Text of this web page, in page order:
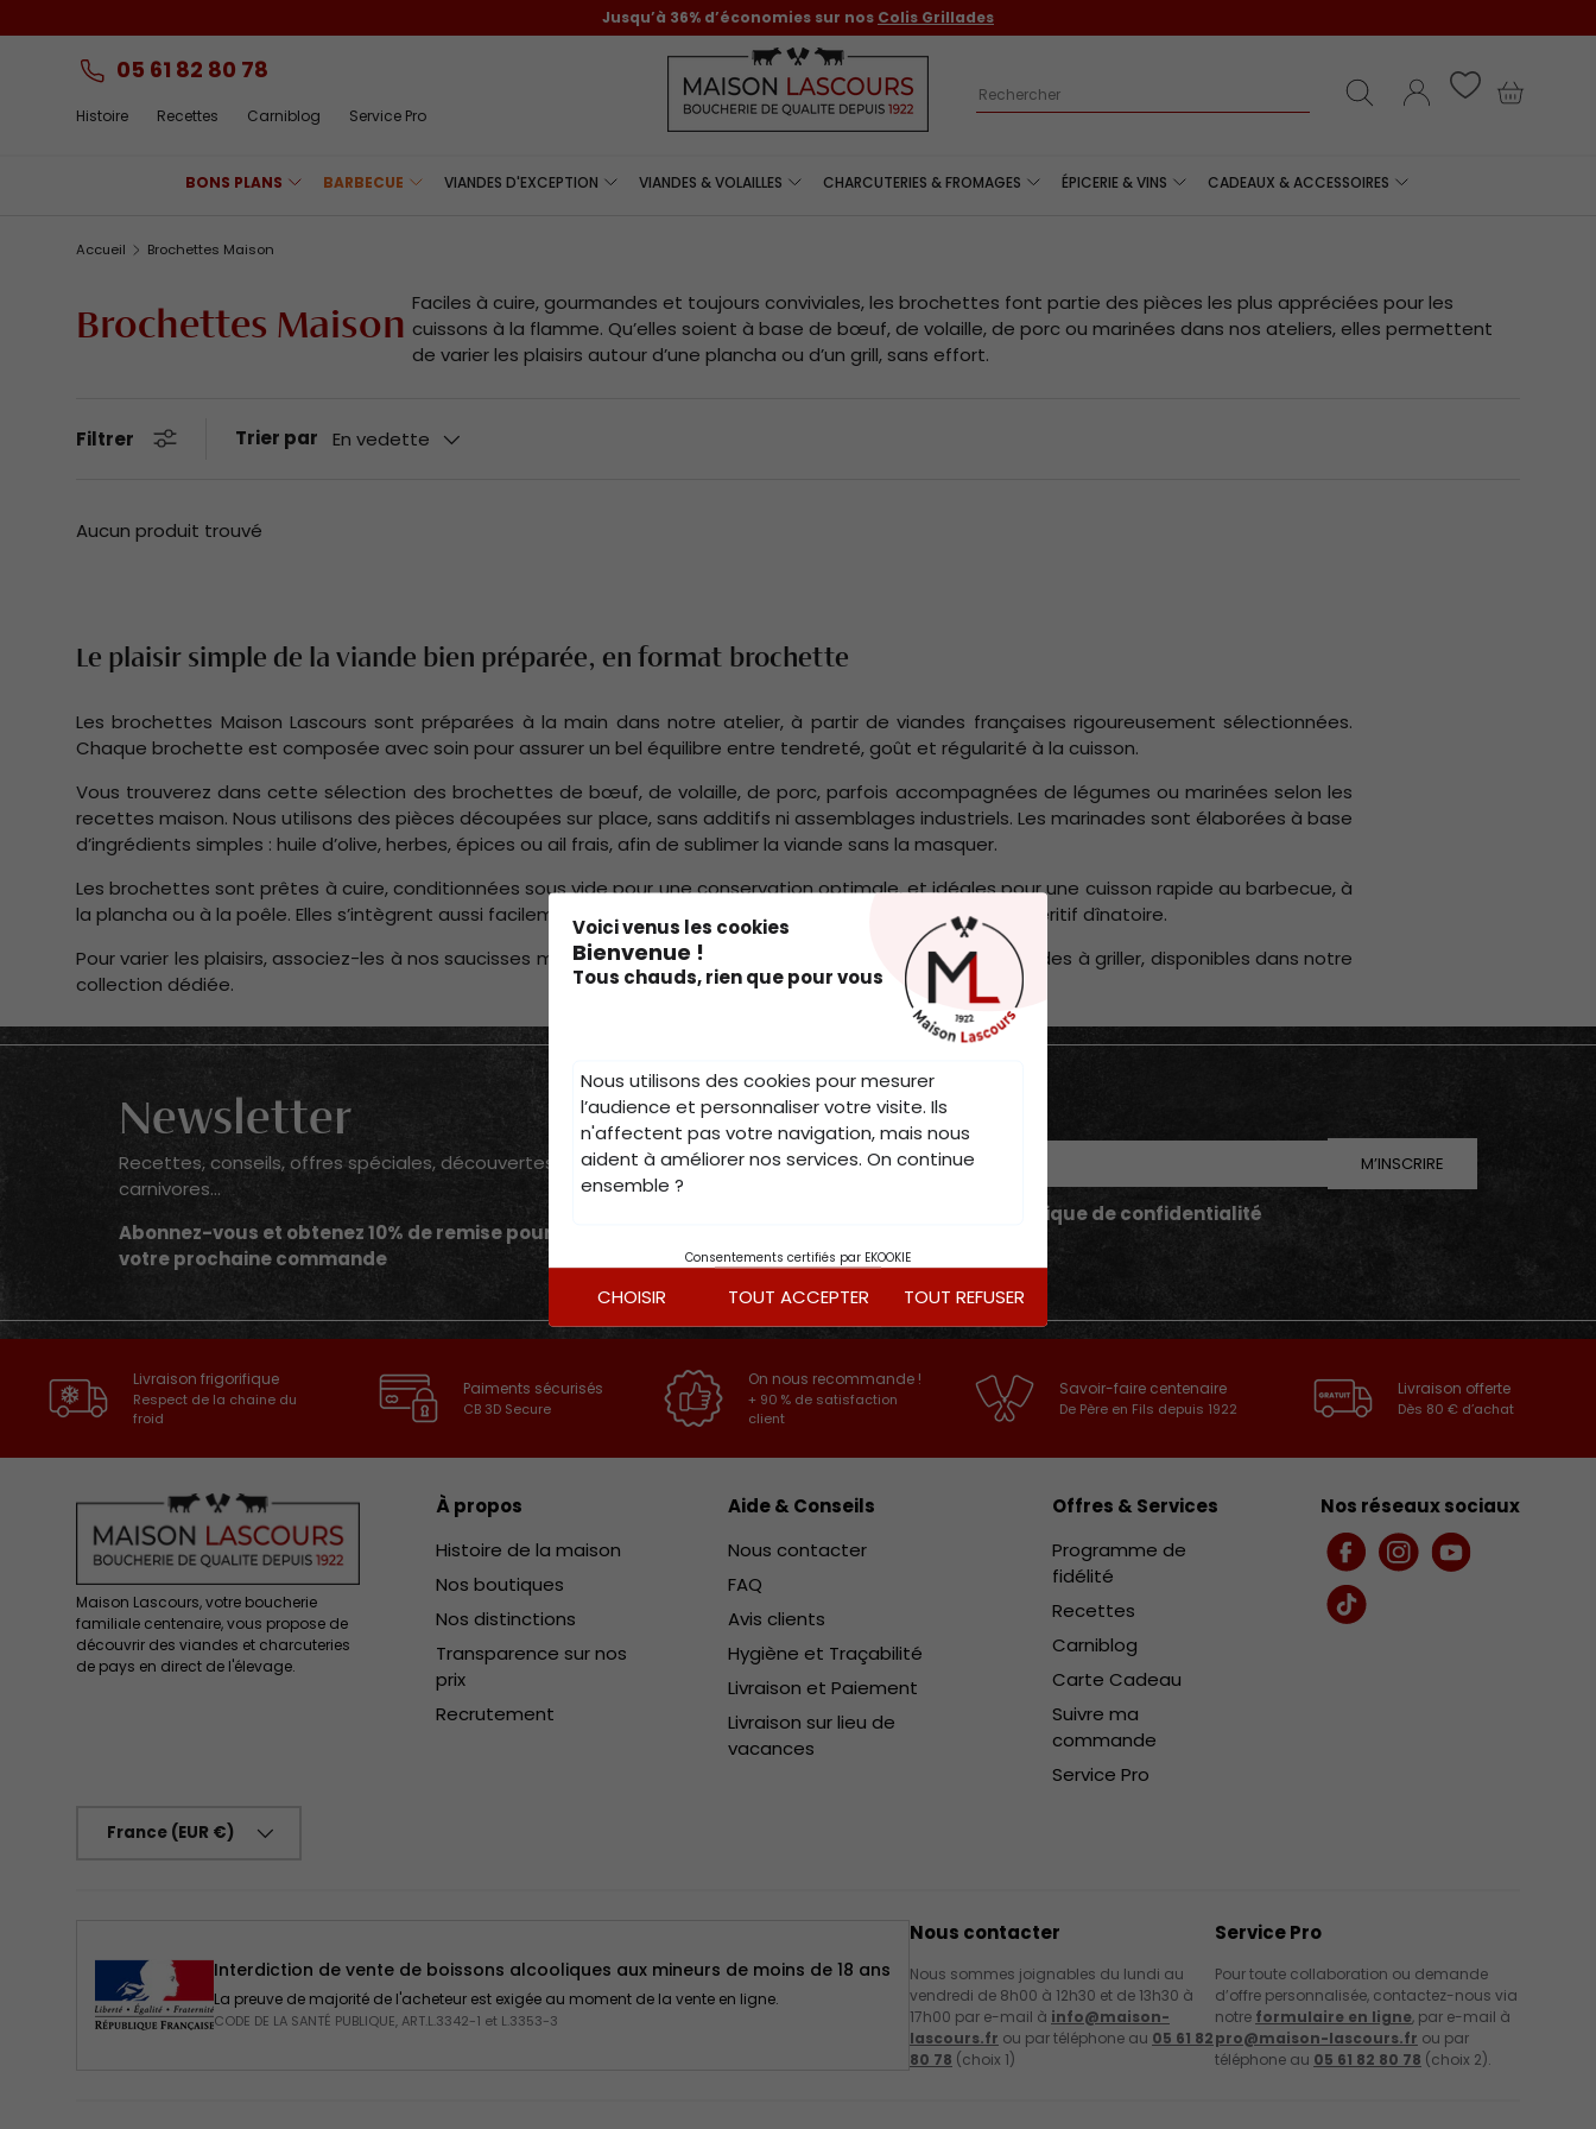
Aller au contenu
Jusqu’à 36% d’économies sur nos Colis Grillades
05 61 82 80 78
Histoire Recettes Carniblog Service Pro
Recherche
RechercheSe connecterPanier
BONS PLANS BARBECUE VIANDES D'EXCEPTION VIANDES & VOLAILLES CHARCUTERIES & FROMAGES ÉPICERIE & VINS CADEAUX & ACCESSOIRES
Accueil Brochettes Maison
Brochettes Maison
Faciles à cuire, gourmandes et toujours conviviales, les brochettes font partie des pièces les plus appréciées pour les
cuissons à la flamme. Qu’elles soient à base de bœuf, de volaille, de porc ou marinées dans nos ateliers, elles permettent
de varier les plaisirs autour d’une plancha ou d’un grill, sans effort.
Filtrer Trier par En vedette
Aucun produit trouvé
Le plaisir simple de la viande bien préparée, en format brochette
Les brochettes Maison Lascours sont préparées à la main dans notre atelier, à partir de viandes françaises rigoureusement sélectionnées.
Chaque brochette est composée avec soin pour assurer un bel équilibre entre tendreté, goût et régularité à la cuisson.
Vous trouverez dans cette sélection des brochettes de bœuf, de volaille, de porc, parfois accompagnées de légumes ou marinées selon les
recettes maison. Nous utilisons des pièces découpées sur place, sans additifs ni assemblages industriels. Les marinades sont élaborées à base
d’ingrédients simples : huile d’olive, herbes, épices ou ail frais, afin de sublimer la viande sans la masquer.
Les brochettes sont prêtes à cuire, conditionnées sous vide pour une conservation optimale, et idéales pour une cuisson rapide au barbecue, à
la plancha ou à la poêle. Elles s’intègrent aussi facilement dans un menu estival, un repas en famille ou un apéritif dînatoire.
Pour varier les plaisirs, associez-les à nos saucisses maison, à nos kits à burgers ou à notre sélection de viandes à griller, disponibles dans notre
collection dédiée.
Newsletter
Recettes, conseils, offres spéciales, découvertes
carnivores...
Abonnez-vous et obtenez 10% de remise pour
votre prochaine commande
E-mail
M’INSCRIRE
politique de confidentialité
Livraison frigorifique
Respect de la chaine du
froid
Paiments sécurisés
CB 3D Secure
On nous recommande !
+ 90 % de satisfaction
client
Savoir-faire centenaire
De Père en Fils depuis 1922
Livraison offerte
Dès 80 € d’achat
Maison Lascours, votre boucherie
familiale centenaire, vous propose de
découvrir des viandes et charcuteries
de pays en direct de l'élevage.
À propos
Histoire de la maison
Nos boutiques
Nos distinctions
Transparence sur nos
prix
Recrutement
Aide & Conseils
Nous contacter
FAQ
Avis clients
Hygiène et Traçabilité
Livraison et Paiement
Livraison sur lieu de
vacances
Offres & Services
Programme de
fidélité
Recettes
Carniblog
Carte Cadeau
Suivre ma
commande
Service Pro
Nos réseaux sociaux
FacebookInstagramYouTube
TikTok
France (EUR €)
Interdiction de vente de boissons alcooliques aux mineurs de moins de 18 ans
La preuve de majorité de l'acheteur est exigée au moment de la vente en ligne.
CODE DE LA SANTÉ PUBLIQUE, ART.L.3342-1 et L.3353-3
Nous contacter
Nous sommes joignables du lundi au
vendredi de 8h00 à 12h30 et de 13h30 à
17h00 par e-mail à info@maison-
lascours.fr ou par téléphone au 05 61 82
80 78 (choix 1)
Service Pro
Pour toute collaboration ou demande
d’offre personnalisée, contactez-nous via
notre formulaire en ligne, par e-mail à
pro@maison-lascours.fr ou par
téléphone au 05 61 82 80 78 (choix 2).
Voici venus les cookies
Bienvenue !
Tous chauds, rien que pour vous
Nous utilisons des cookies pour mesurer
l’audience et personnaliser votre visite. Ils
n'affectent pas votre navigation, mais nous
aident à améliorer nos services. On continue
ensemble ?
.
Consentements certifiés par EKOOKIE
CHOISIR TOUT ACCEPTER TOUT REFUSER